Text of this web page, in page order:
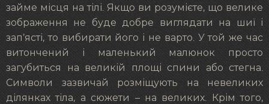
займе місця на тілі. Якщо ви розумієте, що велике
зображення не буде добре виглядати на шиї і
зап’ясті, то вибирати його і не варто. У той же час
витончений і маленький малюнок просто
загубиться на великій площі спини або стегна.
Символи зазвичай розміщують на невеликих
ділянках тіла, а сюжети – на великих. Крім того,